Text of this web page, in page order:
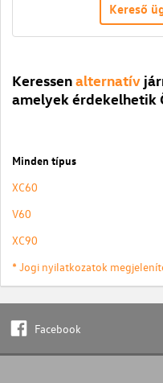
Kereső
Keressenalternatív
amelyek érdekelhetik
Minden típus
XC60
V60
XC90
* Jogi nyilatkozatok
Facebook